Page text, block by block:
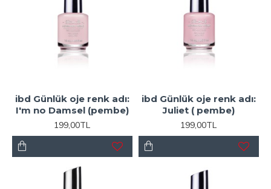
ibd Günlük oje renk adı:
I'm no Damsel (pembe)
199,00TL
ibd Günlük oje renk adı:
Juliet ( pembe)
199,00TL